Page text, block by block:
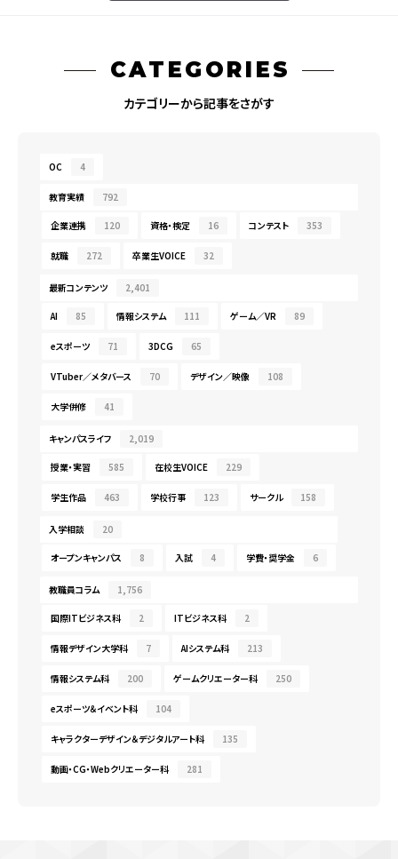
CATEGORIES
カテゴリーから記事をさがす
OC 4
教育実績 792
企業連携 120 資格・検定 16 コンテスト 353
就職 272 卒業生VOICE 32
最新コンテンツ 2,401
AI 85 情報システム 111 ゲーム／VR 89
eスポーツ 71 3DCG 65
VTuber／メタバース 70 デザイン／映像 108
大学併修 41
キャンパスライフ 2,019
授業・実習 585 在校生VOICE 229
学生作品 463 学校行事 123 サークル 158
入学相談 20
オープンキャンパス 8 入試 4 学費・奨学金 6
教職員コラム 1,756
国際ITビジネス科 2 ITビジネス科 2
情報デザイン大学科 7 AIシステム科 213
情報システム科 200 ゲームクリエーター科 250
eスポーツ＆イベント科 104
キャラクターデザイン＆デジタルアート科 135
動画・CG・Webクリエーター科 281